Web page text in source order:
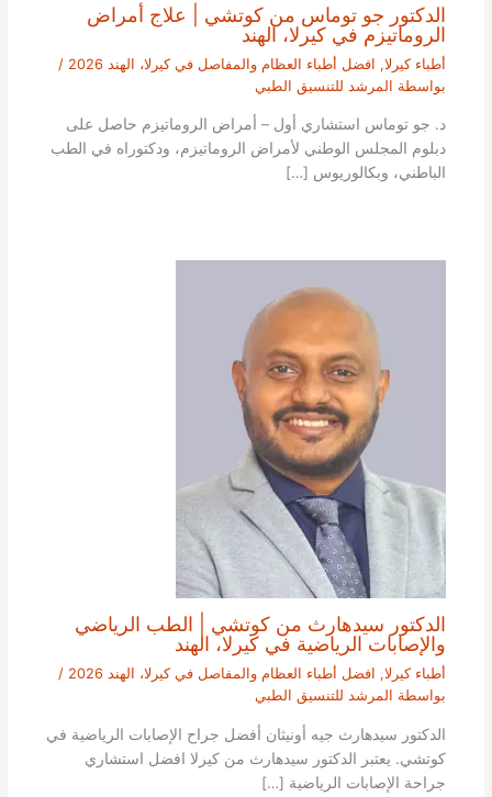
الدكتور جو توماس من كوتشي | علاج أمراض
الروماتيزم في كيرلا، الهند
أطباء كيرلا, افضل أطباء العظام والمفاصل في كيرلا، الهند 2026
/
بواسطة المرشد للتنسيق الطبي
د. جو توماس استشاري أول – أمراض الروماتيزم حاصل على
دبلوم المجلس الوطني لأمراض الروماتيزم، ودكتوراه في الطب
الباطني، وبكالوريوس […]
الدكتور سيدهارث من كوتشي | الطب الرياضي
والإصابات الرياضية في كيرلا، الهند
أطباء كيرلا, افضل أطباء العظام والمفاصل في كيرلا، الهند 2026
/
بواسطة المرشد للتنسيق الطبي
الدكتور سيدهارث جيه أونيثان أفضل جراح الإصابات الرياضية في
كوتشي. يعتبر الدكتور سيدهارث من كيرلا افضل استشاري
جراحة الإصابات الرياضية […]